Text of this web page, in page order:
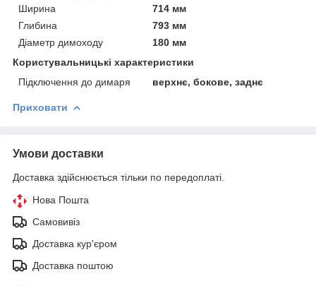
Ширина
714 мм
Глибина
793 мм
Діаметр димоходу
180 мм
Користувальницькі характеристики
Підключення до димаря
верхнє, бокове, заднє
Приховати
Умови доставки
Доставка здійснюється тільки по передоплаті.
Нова Пошта
Самовивіз
Доставка кур'єром
Доставка поштою